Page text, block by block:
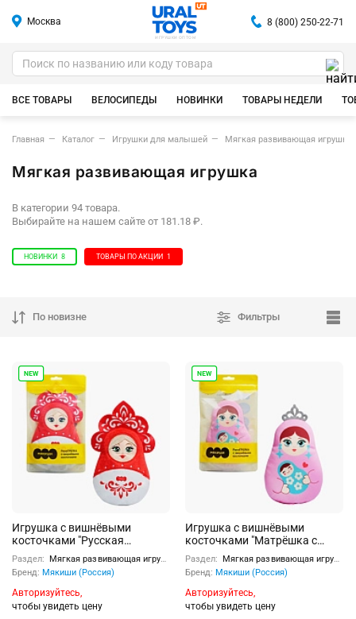
Москва
ИГРУШКИ ОПТОМ
8 (800) 250-22-71
ВСЕ ТОВАРЫ ВЕЛОСИПЕДЫ НОВИНКИ ТОВАРЫ НЕДЕЛИ
Главная Каталог Игрушки для малышей Мягкая развивающая игрушка
Мягкая развивающая игрушка
В категории 94 товара.
Выбирайте на нашем сайте от 181.18 ₽.
НОВИНКИ 8 ТОВАРЫ ПО АКЦИИ 1
По новизне Фильтры
Игрушка с вишнёвыми
косточками "Русская
Матрёшка"
Раздел:
Мягкая развивающая игрушка
Бренд: Мякиши (Россия)
Авторизуйтесь,
чтобы увидеть цену
Игрушка с вишнёвыми
косточками "Матрёшка с
сыночком"
Раздел:
Мягкая развивающая игрушка
Бренд: Мякиши (Россия)
Авторизуйтесь,
чтобы увидеть цену